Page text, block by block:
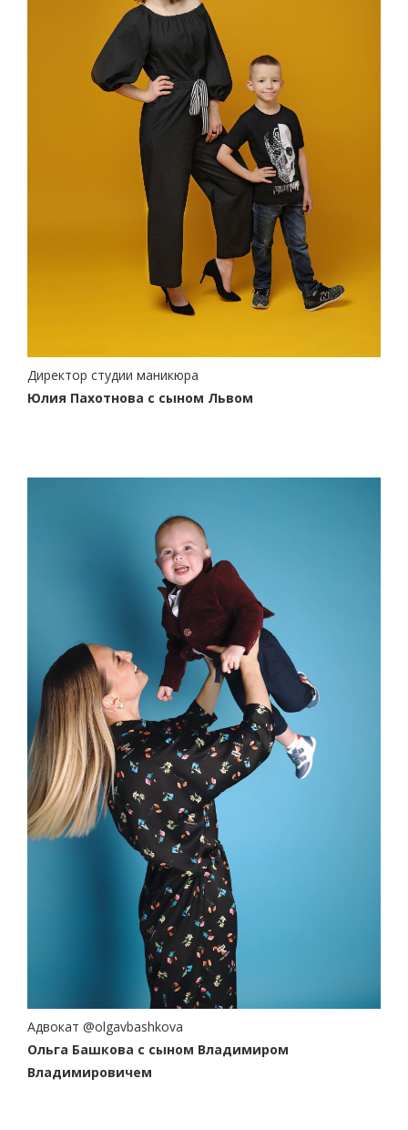
Директор студии маникюра
Юлия Пахотнова с сыном Львом
Адвокат @olgavbashkova
Ольга Башкова с сыном Владимиром
Владимировичем